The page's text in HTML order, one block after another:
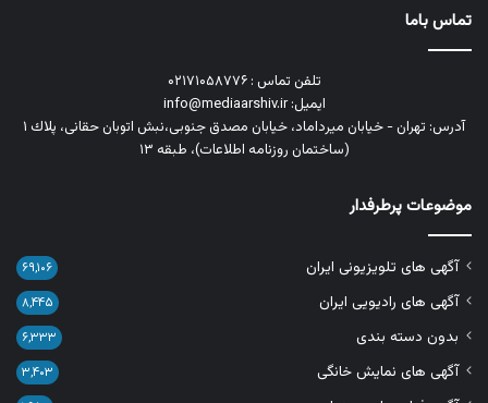
تماس باما
تلفن تماس : ۰۲۱۷۱۰۵۸۷۷۶
ایمیل: info@mediaarshiv.ir
آدرس: تهران - خیابان میرداماد، خیابان مصدق جنوبی،نبش اتوبان حقانی، پلاك ١
(ساختمان روزنامه اطلاعات)، طبقه ۱۳
موضوعات پرطرفدار
آگهی های تلویزیونی ایران ۶۹,۱۰۶
آگهی های رادیویی ایران ۸,۴۴۵
بدون دسته بندی ۶,۳۳۳
آگهی های نمایش خانگی ۳,۴۰۳